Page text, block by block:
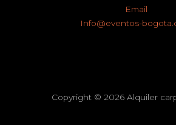
Email
Info@eventos-
Copyright © 2026 Alquiler